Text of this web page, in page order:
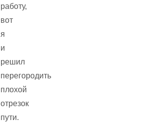
работу,
вот
я
и
решил
перегородить
плохой
отрезок
пути.